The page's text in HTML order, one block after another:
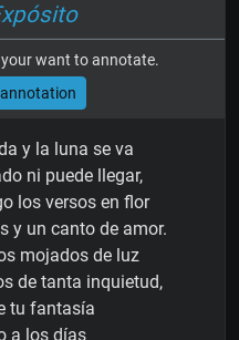
want to annotate.
y la luna se va
ni puede llegar,
los versos en flor
y un canto de amor.
mojados de luz
de tanta inquietud,
tu fantasía
a los días